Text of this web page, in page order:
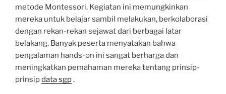
metode Montessori. Kegiatan ini memungkinkan
mereka untuk belajar sambil melakukan, berkolaborasi
dengan rekan-rekan sejawat dari berbagai latar
belakang. Banyak peserta menyatakan bahwa
pengalaman hands-on ini sangat berharga dan
meningkatkan pemahaman mereka tentang prinsip-
prinsipdata sgp.